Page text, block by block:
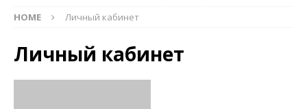
HOME Личный кабинет
Личный кабинет